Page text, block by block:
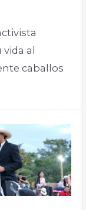
vida al
caballos